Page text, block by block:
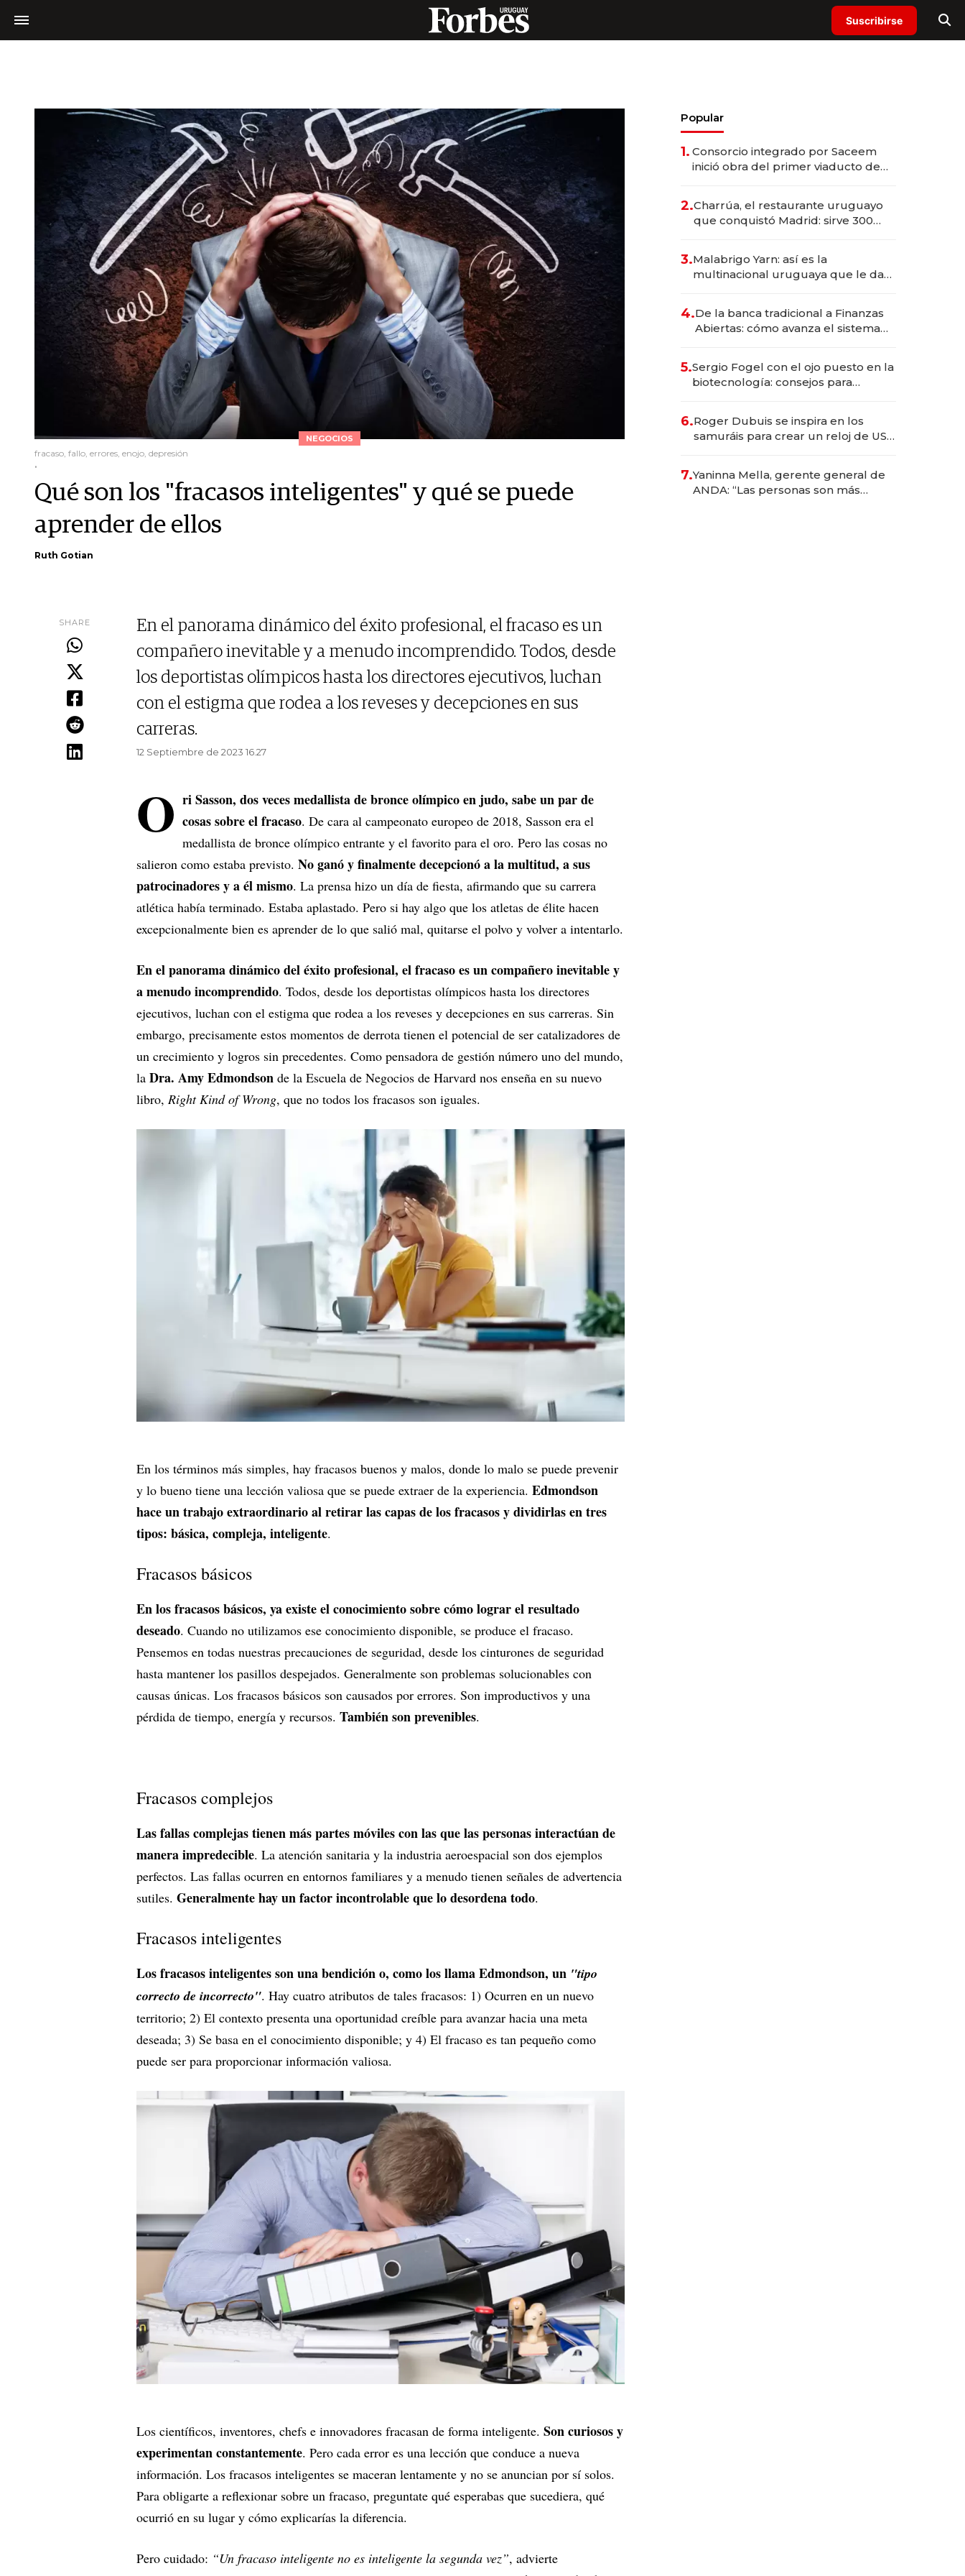
Suscribirse
NEGOCIOS
fracaso, fallo, errores, enojo, depresión
.
Qué son los "fracasos inteligentes" y qué se puede
aprender de ellos
Ruth Gotian
SHARE
En el panorama dinámico del éxito profesional, el fracaso es un
compañero inevitable y a menudo incomprendido. Todos, desde
los deportistas olímpicos hasta los directores ejecutivos, luchan
con el estigma que rodea a los reveses y decepciones en sus
carreras.
12 Septiembre de 2023 16.27
O ri Sasson, dos veces medallista de bronce olímpico en judo, sabe un par de
cosas sobre el fracaso. De cara al campeonato europeo de 2018, Sasson era el
medallista de bronce olímpico entrante y el favorito para el oro. Pero las cosas no
salieron como estaba previsto. No ganó y finalmente decepcionó a la multitud, a sus
patrocinadores y a él mismo. La prensa hizo un día de fiesta, afirmando que su carrera
atlética había terminado. Estaba aplastado. Pero si hay algo que los atletas de élite hacen
excepcionalmente bien es aprender de lo que salió mal, quitarse el polvo y volver a intentarlo.
En el panorama dinámico del éxito profesional, el fracaso es un compañero inevitable y
a menudo incomprendido. Todos, desde los deportistas olímpicos hasta los directores
ejecutivos, luchan con el estigma que rodea a los reveses y decepciones en sus carreras. Sin
embargo, precisamente estos momentos de derrota tienen el potencial de ser catalizadores de
un crecimiento y logros sin precedentes. Como pensadora de gestión número uno del mundo,
la Dra. Amy Edmondson de la Escuela de Negocios de Harvard nos enseña en su nuevo
libro, Right Kind of Wrong, que no todos los fracasos son iguales.
En los términos más simples, hay fracasos buenos y malos, donde lo malo se puede prevenir
y lo bueno tiene una lección valiosa que se puede extraer de la experiencia. Edmondson
hace un trabajo extraordinario al retirar las capas de los fracasos y dividirlas en tres
tipos: básica, compleja, inteligente.
Fracasos básicos
En los fracasos básicos, ya existe el conocimiento sobre cómo lograr el resultado
deseado. Cuando no utilizamos ese conocimiento disponible, se produce el fracaso.
Pensemos en todas nuestras precauciones de seguridad, desde los cinturones de seguridad
hasta mantener los pasillos despejados. Generalmente son problemas solucionables con
causas únicas. Los fracasos básicos son causados por errores. Son improductivos y una
pérdida de tiempo, energía y recursos. También son prevenibles.
Fracasos complejos
Las fallas complejas tienen más partes móviles con las que las personas interactúan de
manera impredecible. La atención sanitaria y la industria aeroespacial son dos ejemplos
perfectos. Las fallas ocurren en entornos familiares y a menudo tienen señales de advertencia
sutiles. Generalmente hay un factor incontrolable que lo desordena todo.
Fracasos inteligentes
Los fracasos inteligentes son una bendición o, como los llama Edmondson, un "tipo
correcto de incorrecto". Hay cuatro atributos de tales fracasos: 1) Ocurren en un nuevo
territorio; 2) El contexto presenta una oportunidad creíble para avanzar hacia una meta
deseada; 3) Se basa en el conocimiento disponible; y 4) El fracaso es tan pequeño como
puede ser para proporcionar información valiosa.
Los científicos, inventores, chefs e innovadores fracasan de forma inteligente. Son curiosos y
experimentan constantemente. Pero cada error es una lección que conduce a nueva
información. Los fracasos inteligentes se maceran lentamente y no se anuncian por sí solos.
Para obligarte a reflexionar sobre un fracaso, preguntate qué esperabas que sucediera, qué
ocurrió en su lugar y cómo explicarías la diferencia.
Pero cuidado: “Un fracaso inteligente no es inteligente la segunda vez”, advierte
Popular
1. Consorcio integrado por Saceem
inició obra del primer viaducto de
millones
2.Charrúa, el restaurante uruguayo
que conquistó Madrid: sirve 300
prepara apertura
3.Malabrigo Yarn: así es la
multinacional uruguaya que le da
4.De la banca tradicional a Finanzas
Abiertas: cómo avanza el sistema
5.Sergio Fogel con el ojo puesto en la
biotecnología: consejos para
6.Roger Dubuis se inspira en los
samuráis para crear un reloj de US$
7.Yaninna Mella, gerente general de
ANDA: “Las personas son más